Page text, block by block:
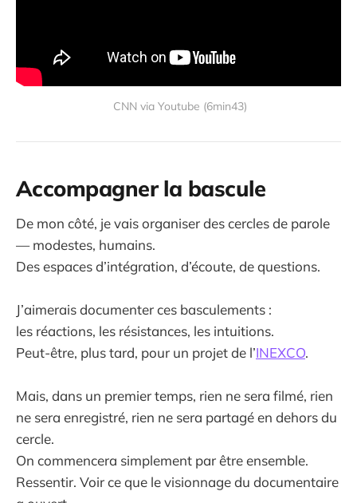
CNN via Youtube (6min43)
Accompagner la bascule
De mon côté, je vais organiser des cercles de parole
— modestes, humains.
Des espaces d’intégration, d’écoute, de questions.
J’aimerais documenter ces basculements :
les réactions, les résistances, les intuitions.
Peut-être, plus tard, pour un projet de l’INEXCO.
Mais, dans un premier temps, rien ne sera filmé, rien
ne sera enregistré, rien ne sera partagé en dehors du
cercle.
On commencera simplement par être ensemble.
Ressentir. Voir ce que le visionnage du documentaire